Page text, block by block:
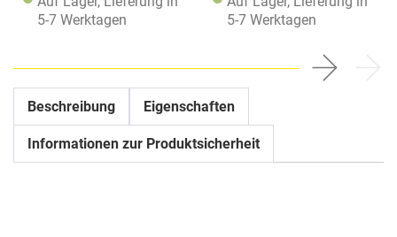
5-7 Werktagen
5-7 Werktagen
Beschreibung Eigenschaften
Informationen zur Produktsicherheit